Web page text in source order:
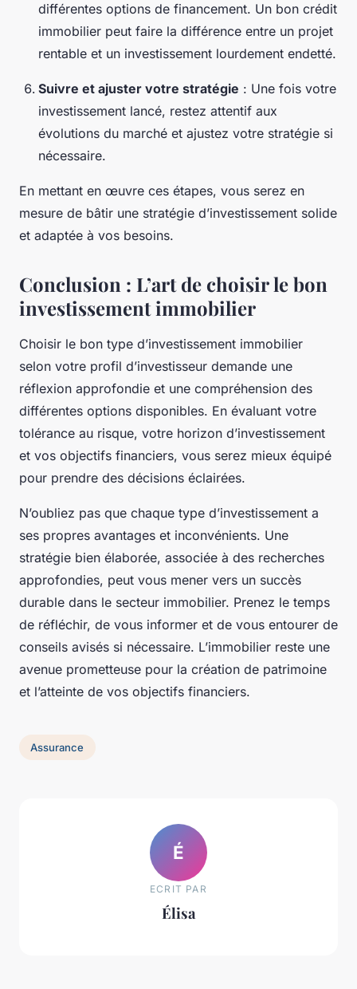
différentes options de financement. Un bon crédit
immobilier peut faire la différence entre un projet
rentable et un investissement lourdement endetté.
Suivre et ajuster votre stratégie : Une fois votre
investissement lancé, restez attentif aux
évolutions du marché et ajustez votre stratégie si
nécessaire.
En mettant en œuvre ces étapes, vous serez en
mesure de bâtir une stratégie d’investissement solide
et adaptée à vos besoins.
Conclusion : L’art de choisir le bon
investissement immobilier
Choisir le bon type d’investissement immobilier
selon votre profil d’investisseur demande une
réflexion approfondie et une compréhension des
différentes options disponibles. En évaluant votre
tolérance au risque, votre horizon d’investissement
et vos objectifs financiers, vous serez mieux équipé
pour prendre des décisions éclairées.
N’oubliez pas que chaque type d’investissement a
ses propres avantages et inconvénients. Une
stratégie bien élaborée, associée à des recherches
approfondies, peut vous mener vers un succès
durable dans le secteur immobilier. Prenez le temps
de réfléchir, de vous informer et de vous entourer de
conseils avisés si nécessaire. L’immobilier reste une
avenue prometteuse pour la création de patrimoine
et l’atteinte de vos objectifs financiers.
Assurance
É
ECRIT PAR
Élisa